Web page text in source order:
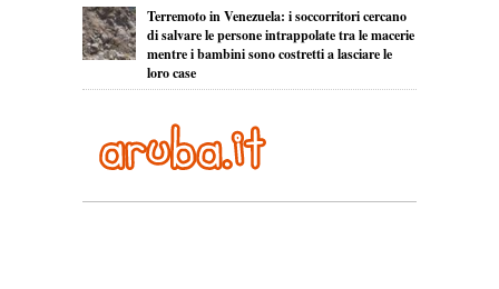
Terremoto in Venezuela: i soccorritori cercano
di salvare le persone intrappolate tra le macerie
mentre i bambini sono costretti a lasciare le
loro case